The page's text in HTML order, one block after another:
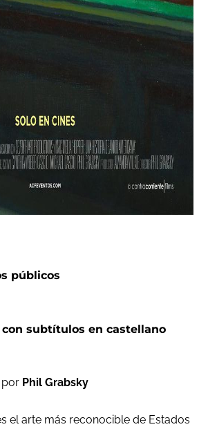
públicos
subtítulos en castellano
por Phil Grabsky
el arte más reconocible de Estados